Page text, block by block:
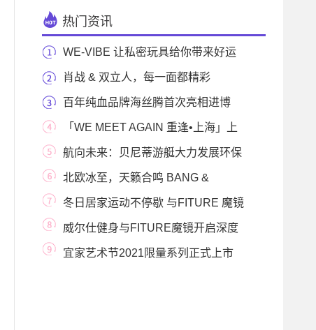
热门资讯
WE-VIBE 让私密玩具给你带来好运
肖战 & 双立人，每一面都精彩
百年纯血品牌海丝腾首次亮相进博
会，携全球床
「WE MEET AGAIN 重逢•上海」上
海半岛酒店特别呈献
航向未来：贝尼蒂游艇大力发展环保
减排 推动游
北欧冰至，天籁合鸣 BANG &
OLUFSEN 推出假日享乐
冬日居家运动不停歇 与FITURE 魔镜
共迎新年威尔仕健身与FITURE魔镜开启深度
合作，共同打造
宜家艺术节2021限量系列正式上市